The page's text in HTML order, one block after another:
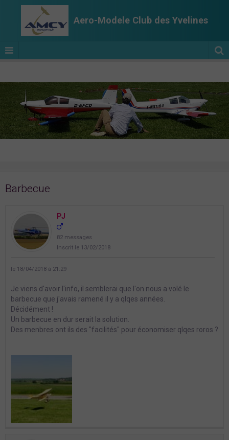
Aero-Modele Club des Yvelines
Barbecue
PJ
82 messages
Inscrit le 13/02/2018
le 18/04/2018 à 21:29
Je viens d'avoir l'info, il semblerai que l'on nous a volé le
barbecue que j'avais ramené il y a qlqes années.
Décidément !
Un barbecue en dur serait la solution.
Des menbres ont ils des "facilités" pour économiser qlqes roros ?